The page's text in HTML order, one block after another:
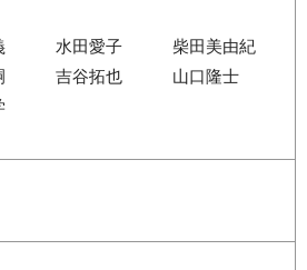
義 水田愛子 柴田美由紀
嗣 吉谷拓也 山口隆士